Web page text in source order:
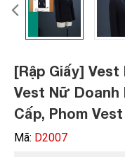
[Rập Giấy]
Vest Nữ Doanh
Cấp, Phom
Mã: D2007
Đăng